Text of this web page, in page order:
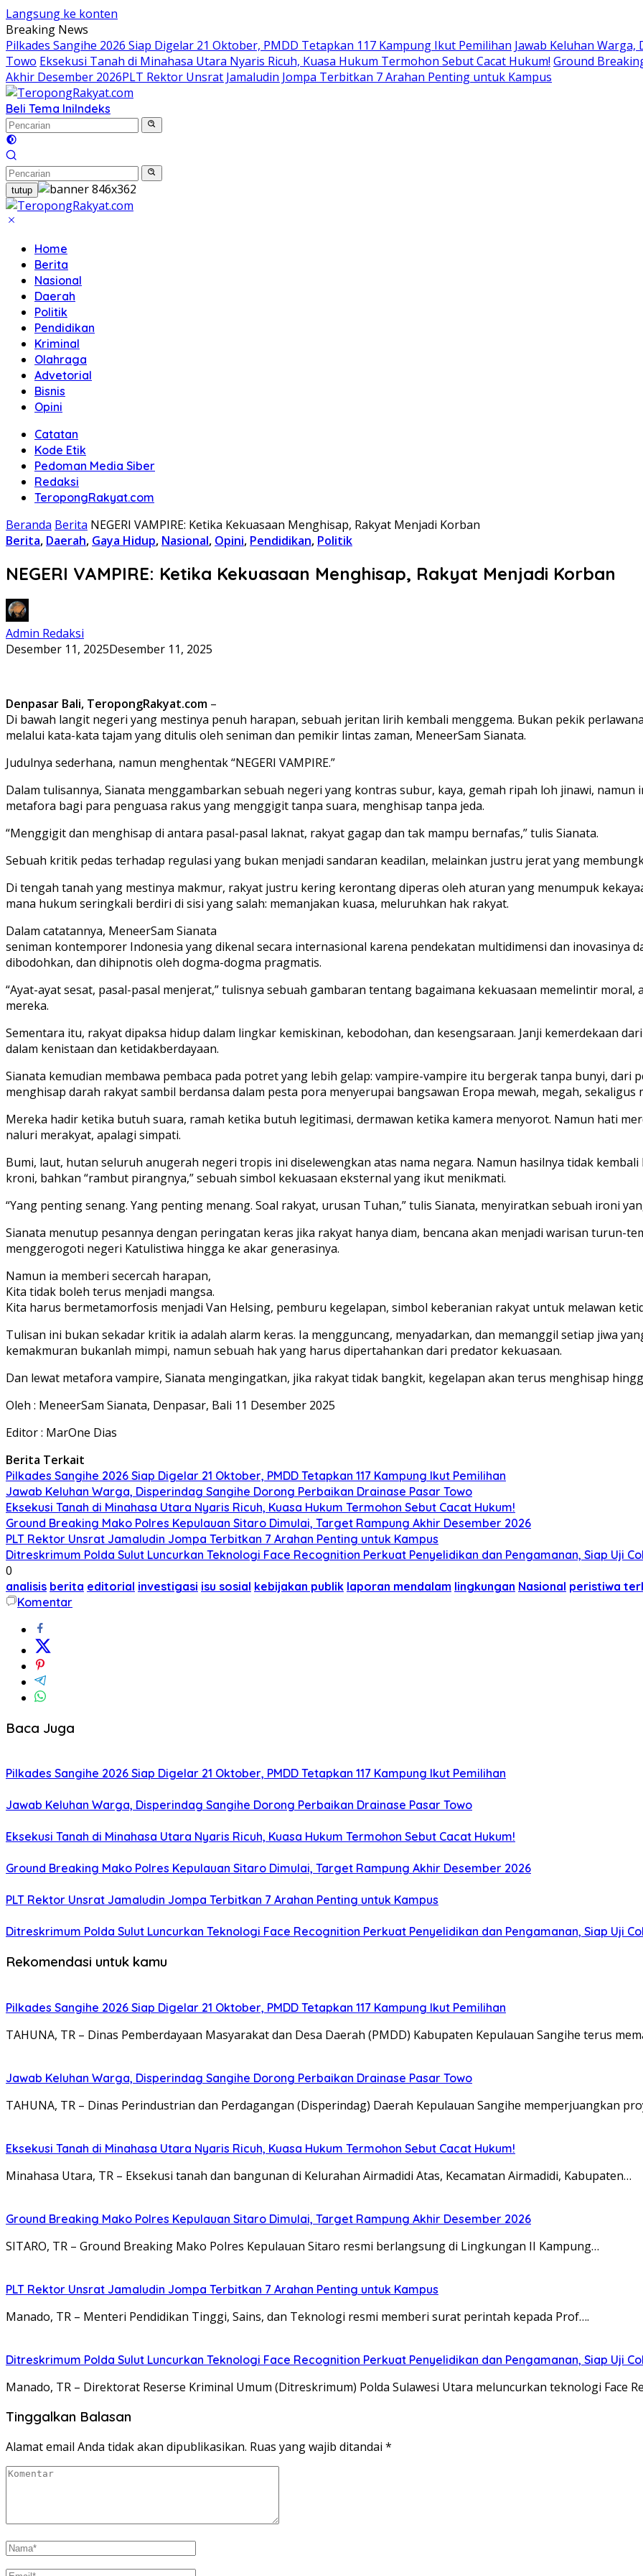
Langsung ke konten
Breaking News
Pilkades Sangihe 2026 Siap Digelar 21 Oktober, PMDD Tetapkan 117 Kampung Ikut Pemilihan Jawab Keluhan
Towo Eksekusi Tanah di Minahasa Utara Nyaris Ricuh, Kuasa Hukum Termohon Sebut Cacat Hukum! Ground
Akhir Desember 2026​PLT Rektor Unsrat Jamaludin Jompa Terbitkan 7 Arahan Penting untuk Kampus
Beli Tema IniIndeks
tutup
Home
Berita
Nasional
Daerah
Politik
Pendidikan
Kriminal
Olahraga
Advetorial
Bisnis
Opini
Catatan
Kode Etik
Pedoman Media Siber
Redaksi
TeropongRakyat.com
Beranda Berita NEGERI VAMPIRE: Ketika Kekuasaan Menghisap, Rakyat Menjadi Korban
Berita, Daerah, Gaya Hidup, Nasional, Opini, Pendidikan, Politik
NEGERI VAMPIRE: Ketika Kekuasaan Menghisap, Rakyat Menjadi Korban
Admin Redaksi
Desember 11, 2025Desember 11, 2025
Denpasar Bali, TeropongRakyat.com –
Di bawah langit negeri yang mestinya penuh harapan, sebuah jeritan lirih kembali menggema. Bukan pekik
melalui kata-kata tajam yang ditulis oleh seniman dan pemikir lintas zaman, MeneerSam Sianata.
Judulnya sederhana, namun menghentak “NEGERI VAMPIRE.”
Dalam tulisannya, Sianata menggambarkan sebuah negeri yang kontras subur, kaya, gemah ripah loh jinawi,
metafora bagi para penguasa rakus yang menggigit tanpa suara, menghisap tanpa jeda.
“Menggigit dan menghisap di antara pasal-pasal laknat, rakyat gagap dan tak mampu bernafas,” tulis Sianata.
Sebuah kritik pedas terhadap regulasi yang bukan menjadi sandaran keadilan, melainkan justru jerat yang
Di tengah tanah yang mestinya makmur, rakyat justru kering kerontang diperas oleh aturan yang menumpuk
mana hukum seringkali berdiri di sisi yang salah: memanjakan kuasa, meluruhkan hak rakyat.
Dalam catatannya, MeneerSam Sianata
seniman kontemporer Indonesia yang dikenal secara internasional karena pendekatan multidimensi dan inovasinya
dibodohkan, dan dihipnotis oleh dogma-dogma pragmatis.
“Ayat-ayat sesat, pasal-pasal menjerat,” tulisnya sebuah gambaran tentang bagaimana kekuasaan memelintir
mereka.
Sementara itu, rakyat dipaksa hidup dalam lingkar kemiskinan, kebodohan, dan kesengsaraan. Janji kemerdekaan
dalam kenistaan dan ketidakberdayaan.
Sianata kemudian membawa pembaca pada potret yang lebih gelap: vampire-vampire itu bergerak tanpa bunyi, dari
menghisap darah rakyat sambil berdansa dalam pesta pora menyerupai bangsawan Eropa mewah, megah, sekaligus
Mereka hadir ketika butuh suara, ramah ketika butuh legitimasi, dermawan ketika kamera menyorot. Namun hati
naluri merakyat, apalagi simpati.
Bumi, laut, hutan seluruh anugerah negeri tropis ini diselewengkan atas nama negara. Namun hasilnya tidak
kroni, bahkan “rambut pirangnya,” sebuah simbol kekuasaan eksternal yang ikut menikmati.
“Yang penting senang. Yang penting menang. Soal rakyat, urusan Tuhan,” tulis Sianata, menyiratkan sebuah ironi
Sianata menutup pesannya dengan peringatan keras jika rakyat hanya diam, bencana akan menjadi warisan turun-
menggerogoti negeri Katulistiwa hingga ke akar generasinya.
Namun ia memberi secercah harapan,
Kita tidak boleh terus menjadi mangsa.
Kita harus bermetamorfosis menjadi Van Helsing, pemburu kegelapan, simbol keberanian rakyat untuk melawan
Tulisan ini bukan sekadar kritik ia adalah alarm keras. Ia mengguncang, menyadarkan, dan memanggil setiap jiwa
kemakmuran bukanlah mimpi, namun sebuah hak yang harus dipertahankan dari predator kekuasaan.
Dan lewat metafora vampire, Sianata mengingatkan, jika rakyat tidak bangkit, kegelapan akan terus menghisap
Oleh : MeneerSam Sianata, Denpasar, Bali 11 Desember 2025
Editor : MarOne Dias
Berita Terkait
Pilkades Sangihe 2026 Siap Digelar 21 Oktober, PMDD Tetapkan 117 Kampung Ikut Pemilihan
Jawab Keluhan Warga, Disperindag Sangihe Dorong Perbaikan Drainase Pasar Towo
Eksekusi Tanah di Minahasa Utara Nyaris Ricuh, Kuasa Hukum Termohon Sebut Cacat Hukum!
Ground Breaking Mako Polres Kepulauan Sitaro Dimulai, Target Rampung Akhir Desember 2026
​PLT Rektor Unsrat Jamaludin Jompa Terbitkan 7 Arahan Penting untuk Kampus
Ditreskrimum Polda Sulut Luncurkan Teknologi Face Recognition Perkuat Penyelidikan dan Pengamanan, Siap Uji
0
analisis berita editorial investigasi isu sosial kebijakan publik laporan mendalam lingkungan Nasional peristiwa
Komentar
Baca Juga
Pilkades Sangihe 2026 Siap Digelar 21 Oktober, PMDD Tetapkan 117 Kampung Ikut Pemilihan
Jawab Keluhan Warga, Disperindag Sangihe Dorong Perbaikan Drainase Pasar Towo
Eksekusi Tanah di Minahasa Utara Nyaris Ricuh, Kuasa Hukum Termohon Sebut Cacat Hukum!
Ground Breaking Mako Polres Kepulauan Sitaro Dimulai, Target Rampung Akhir Desember 2026
​PLT Rektor Unsrat Jamaludin Jompa Terbitkan 7 Arahan Penting untuk Kampus
Ditreskrimum Polda Sulut Luncurkan Teknologi Face Recognition Perkuat Penyelidikan dan Pengamanan, Siap Uji
Rekomendasi untuk kamu
Pilkades Sangihe 2026 Siap Digelar 21 Oktober, PMDD Tetapkan 117 Kampung Ikut Pemilihan
TAHUNA, TR – Dinas Pemberdayaan Masyarakat dan Desa Daerah (PMDD) Kabupaten Kepulauan Sangihe terus
Jawab Keluhan Warga, Disperindag Sangihe Dorong Perbaikan Drainase Pasar Towo
TAHUNA, TR – Dinas Perindustrian dan Perdagangan (Disperindag) Daerah Kepulauan Sangihe memperjuangkan
Eksekusi Tanah di Minahasa Utara Nyaris Ricuh, Kuasa Hukum Termohon Sebut Cacat Hukum!
Minahasa Utara, TR – Eksekusi tanah dan bangunan di Kelurahan Airmadidi Atas, Kecamatan Airmadidi, Kabupaten…
Ground Breaking Mako Polres Kepulauan Sitaro Dimulai, Target Rampung Akhir Desember 2026
SITARO, TR – Ground Breaking Mako Polres Kepulauan Sitaro resmi berlangsung di Lingkungan II Kampung…
​PLT Rektor Unsrat Jamaludin Jompa Terbitkan 7 Arahan Penting untuk Kampus
Manado, TR – ​Menteri Pendidikan Tinggi, Sains, dan Teknologi resmi memberi surat perintah kepada Prof….
Ditreskrimum Polda Sulut Luncurkan Teknologi Face Recognition Perkuat Penyelidikan dan Pengamanan, Siap Uji
Manado, TR – Direktorat Reserse Kriminal Umum (Ditreskrimum) Polda Sulawesi Utara meluncurkan teknologi Face
Tinggalkan Balasan
Alamat email Anda tidak akan dipublikasikan. Ruas yang wajib ditandai *